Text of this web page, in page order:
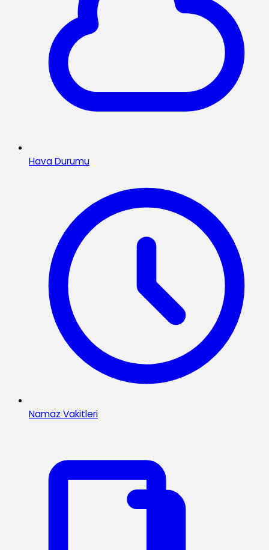
Hava Durumu
Namaz Vakitleri